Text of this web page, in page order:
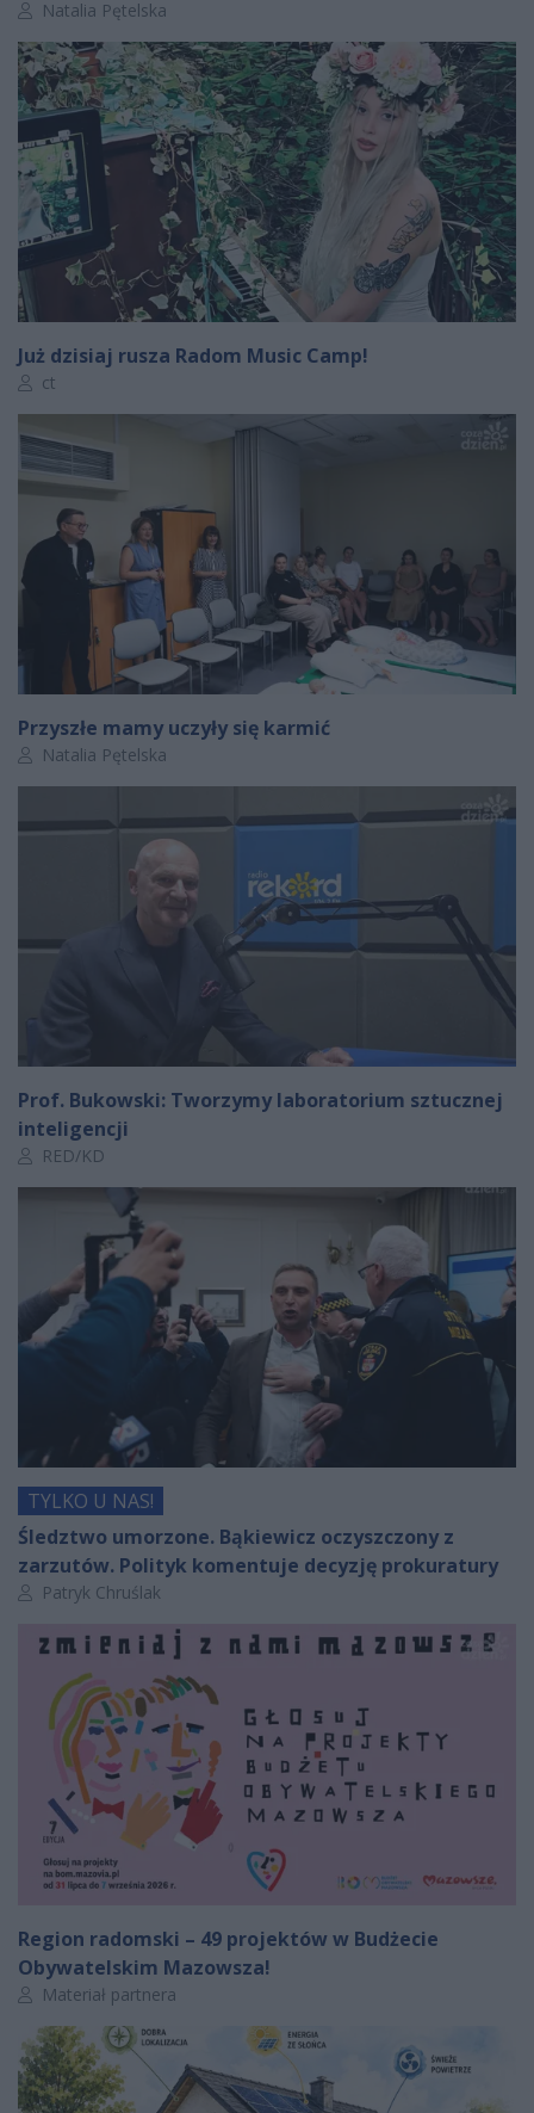
Autor artykułu:
Natalia Pętelska
Już dzisiaj rusza Radom Music Camp!
Autor artykułu:
ct
Przyszłe mamy uczyły się karmić
Autor artykułu:
Natalia Pętelska
Prof. Bukowski: Tworzymy laboratorium sztucznej
inteligencji
Autor artykułu:
RED/KD
TYLKO U NAS!
Śledztwo umorzone. Bąkiewicz oczyszczony z
zarzutów. Polityk komentuje decyzję prokuratury
Autor artykułu:
Patryk Chruślak
Region radomski – 49 projektów w Budżecie
Obywatelskim Mazowsza!
Autor artykułu:
Materiał partnera